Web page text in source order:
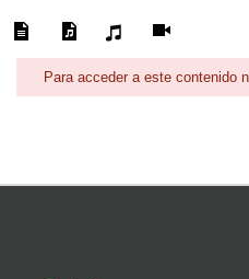
Para acceder a este contenido